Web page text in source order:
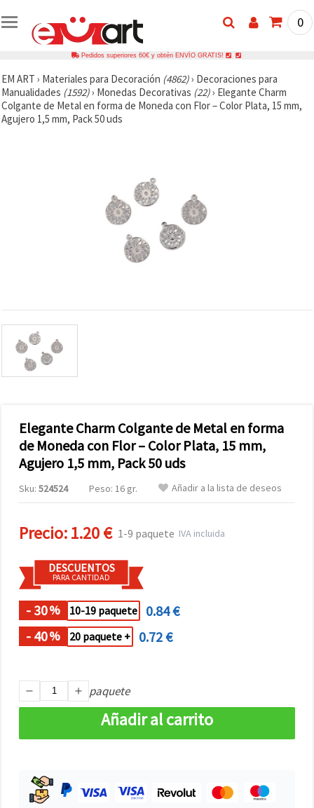
0
Pedidos superiores 60€ y obtén ENVÍO GRATIS!
EM ART › Materiales para Decoración (4862)› Decoraciones para
Manualidades (1592)› Monedas Decorativas (22)› Elegante Charm
Colgante de Metal en forma de Moneda con Flor – Color Plata, 15 mm,
Agujero 1,5 mm, Pack 50 uds
Elegante Charm Colgante de Metal en forma
de Moneda con Flor – Color Plata, 15 mm,
Agujero 1,5 mm, Pack 50 uds
Sku: 524524 Peso: 16 gr. Añadir a la lista de deseos
Precio:1.20 € 1-9 paquete IVA incluida
DESCUENTOS
PARA CANTIDAD
- 30% 10-19 paquete
0.84 €
- 40% 20 paquete + 0.72 €
paquete
Añadir al carrito